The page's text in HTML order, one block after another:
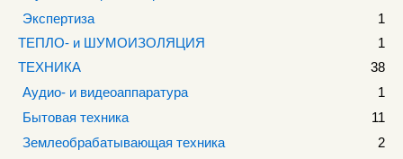
Экспертиза
1
ТЕПЛО- и ШУМОИЗОЛЯЦИЯ
1
ТЕХНИКА
38
Аудио- и видеоаппаратура
1
Бытовая техника
11
Землеобрабатывающая техника
2